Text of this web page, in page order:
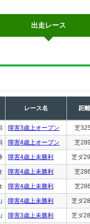
出走レース
レース名 距離
障害3歳上オープン 芝
障害4歳上オープン 芝
障害4歳上未勝利 芝ダ
障害4歳上未勝利 芝
障害4歳上未勝利 芝
障害4歳上未勝利 芝ダ
障害3歳上未勝利 芝ダ